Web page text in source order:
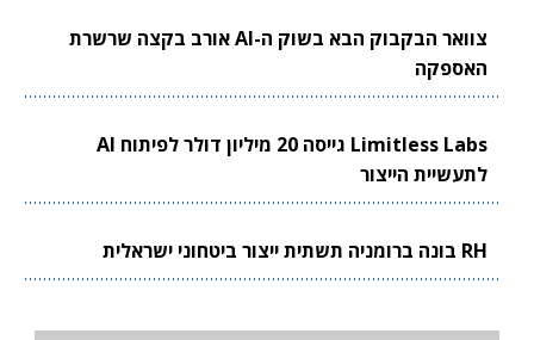
צוואר הבקבוק הבא בשוק ה-AI אורב בקצה שרשרת
האספקה
Limitless Labs גייסה 20 מיליון דולר לפיתוח AI
לתעשיית הייצור
RH בונה ברומניה תשתית ייצור ביטחוני ישראלית